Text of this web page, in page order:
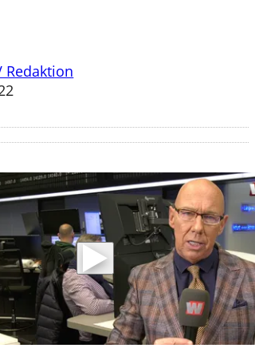
Redaktion
der Wiedergabe dieses Videos
Daten an Youtube übertragen.
Hinweise dazu erhalten Sie in der
Datenschutzerklärung.
Akzeptieren